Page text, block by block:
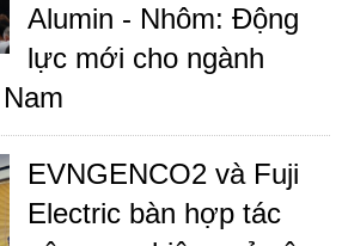
Alumin - Nhôm: Động
lực mới cho ngành
EVNGENCO2 và Fuji
Electric bàn hợp tác